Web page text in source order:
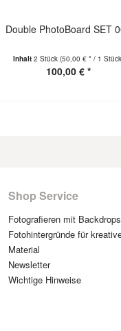
Double PhotoBoard SET
Inhalt 2 Stück (50,00 € * / 1
100,00 € *
Shop Service
Fotografieren mit Backdrops
Fotohintergründe für
Material
Newsletter
Wichtige Hinweise